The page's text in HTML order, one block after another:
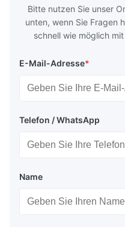
Bitte nutzen Sie unser
unten, wenn Sie Fragen
schnell wie möglich
E-Mail-Adresse*
Telefon / WhatsApp
Name